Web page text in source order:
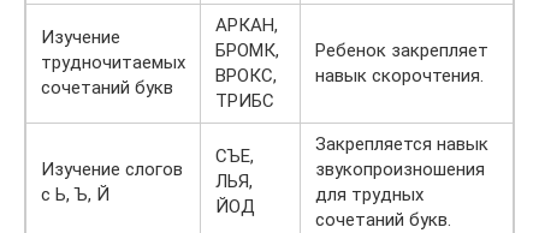
Изучение
трудночитаемых
сочетаний букв
АРКАН,
БРОМК,
ВРОКС,
ТРИБС
Ребенок закрепляет
навык скорочтения.
Изучение слогов
с Ь, Ъ, Й
СЪЕ,
ЛЬЯ,
ЙОД
Закрепляется навык
звукопроизношения
для трудных
сочетаний букв.